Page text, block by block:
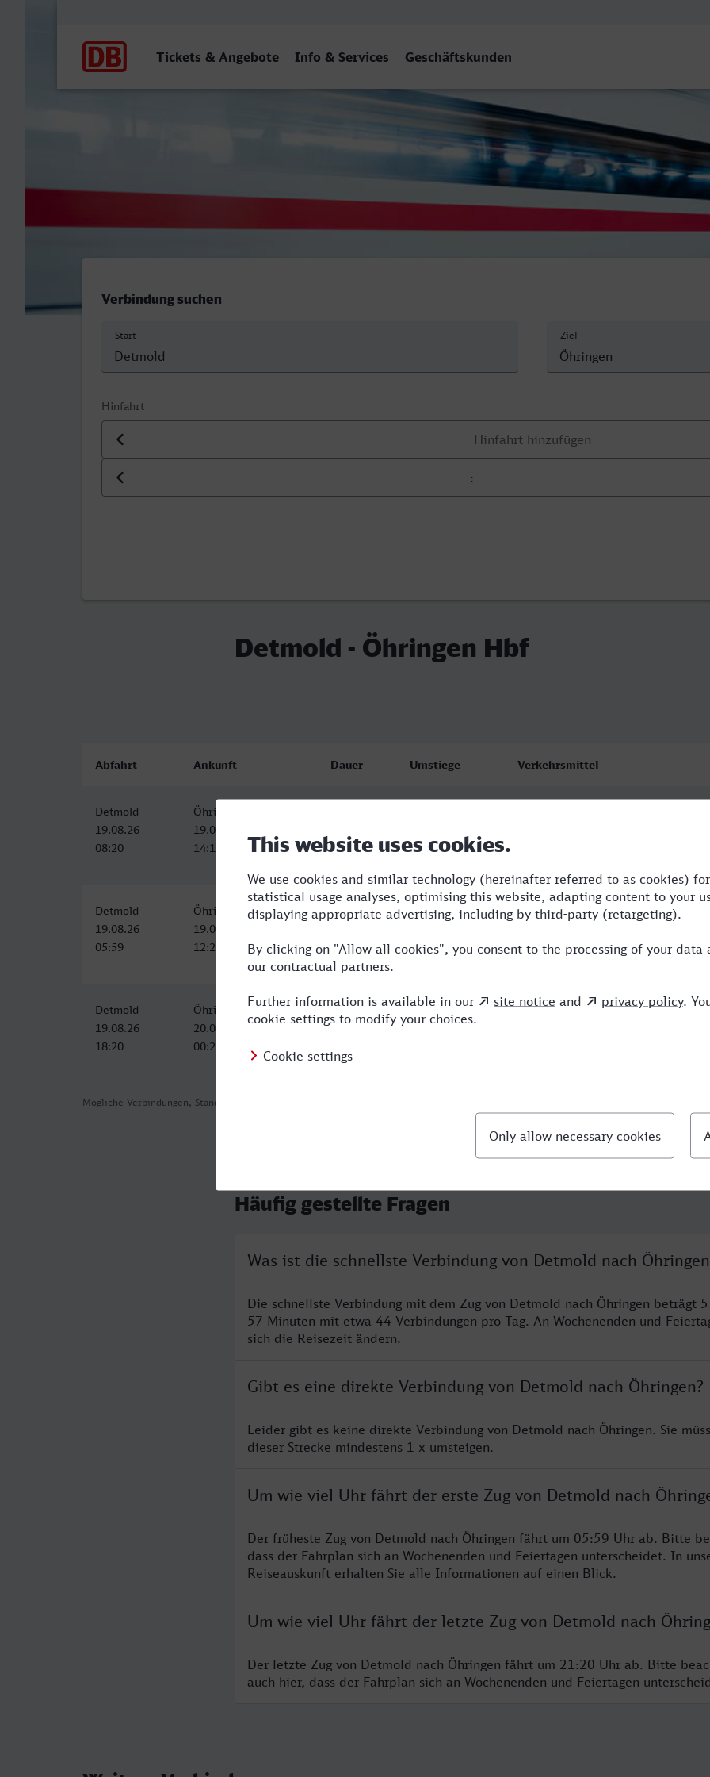
Tickets & Angebote Info & Services Geschäftskunden
Verbindung suchen
Start Ziel
Hinfahrt
Datum der Hinfahrt
Uhrzeit der Hinfahrt
Detmold - Öhringen Hbf
Mögliche Verbindungen, Stand: 2026-08-05 06:31
Abfahrt Ankunft Dauer Umstiege Verkehrsmittel
Detmold
19.08.26
08:20
Öhringen Hbf
19.08.26
14:17
Detmold
19.08.26
05:59
Öhringen Hbf
19.08.26
12:27
6:28 5 BUS,RE,ERB,ARV,NX,ICE
Detmold
19.08.26
18:20
Öhringen Hbf
20.08.26
00:27
6:07 5 BUS,RE,ERB,ARV,NX,ICE
Häufig gestellte Fragen
Was ist die schnellste Verbindung von Detmold nach
Die schnellste Verbindung mit dem Zug von Detmold nach Öhringen beträgt 5
57 Minuten mit etwa 44 Verbindungen pro Tag. An Wochenenden und
sich die Reisezeit ändern.
Gibt es eine direkte Verbindung von Detmold nach Öhringen?
Leider gibt es keine direkte Verbindung von Detmold nach Öhringen. Sie
dieser Strecke mindestens 1 x umsteigen.
Um wie viel Uhr fährt der erste Zug von Detmold nach
Der früheste Zug von Detmold nach Öhringen fährt um 05:59 Uhr ab. Bitte
dass der Fahrplan sich an Wochenenden und Feiertagen unterscheidet. In
Reiseauskunft erhalten Sie alle Informationen auf einen Blick.
Um wie viel Uhr fährt der letzte Zug von Detmold nach
Der letzte Zug von Detmold nach Öhringen fährt um 21:20 Uhr ab. Bitte
auch hier, dass der Fahrplan sich an Wochenenden und Feiertagen